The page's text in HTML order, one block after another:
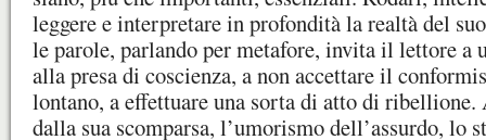
leggere e interpretare in profondità la realtà del
le parole, parlando per metafore, invita il lettore a
alla presa di coscienza, a non accettare il
lontano, a effettuare una sorta di atto di ribellione.
dalla sua scomparsa, l’umorismo dell’assurdo, lo